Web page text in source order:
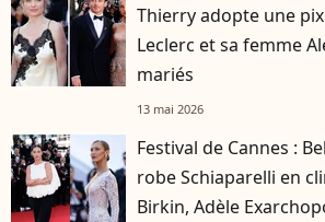
Thierry adopte une
Leclerc et sa femme
mariés
13 mai 2026
Festival de Cannes :
robe Schiaparelli en
Birkin, Adèle